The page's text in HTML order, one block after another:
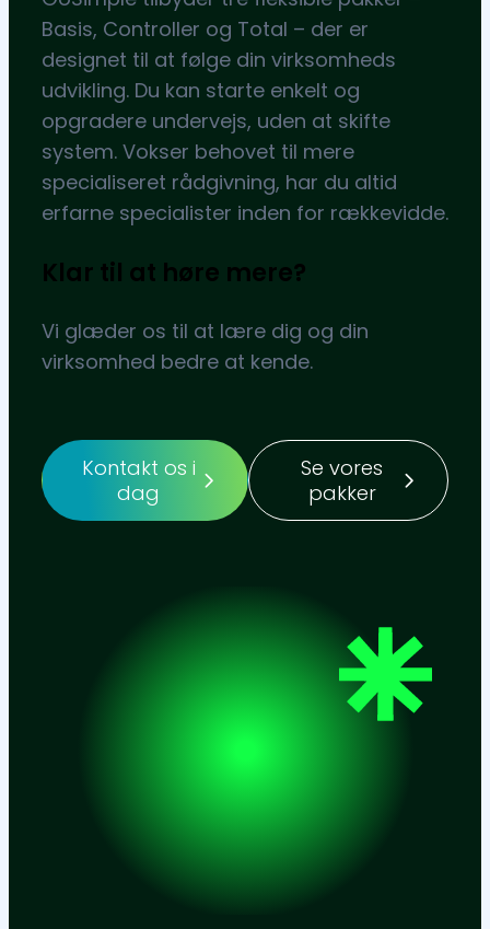
Basis, Controller og Total – der er
designet til at følge din virksomheds
udvikling. Du kan starte enkelt og
opgradere undervejs, uden at skifte
system. Vokser behovet til mere
specialiseret rådgivning, har du altid
erfarne specialister inden for rækkevidde.
Klar til at høre mere?
Vi glæder os til at lære dig og din
virksomhed bedre at kende.
Kontakt os i
dag
Se vores
pakker